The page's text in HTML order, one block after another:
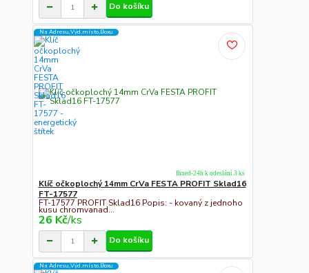
Do košíku
Na Adresu,Výd.místo,Boxu
Klíč očkoplochý 14mm CrVa FESTA PROFIT Sklad16
FT-17577
FT-17577 PROFIT Sklad16 Popis: - kovaný z jednoho
kusu chromvanad...
26 Kč/ks
Ihned-24h k odeslání 3 ks
Do košíku
Na Adresu,Výd.místo,Boxu